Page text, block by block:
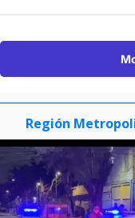
Región